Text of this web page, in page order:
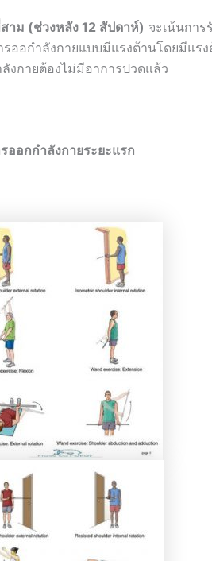
าม (ช่วงหลัง 12 สัปดาห์) จะเน้นการ
รออกำลังกายแบบมีแรงต้านโดยมีแ
งกายต้องไม่มีอาการปวดแล้ว
อกกำลังกายระยะแรก